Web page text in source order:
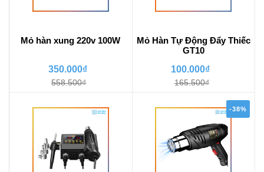
Mỏ hàn xung 220v 100W
350.000₫
558.500₫
Mỏ Hàn Tự Động Đẩy Thiếc
GT10
100.000₫
165.500₫
-38%